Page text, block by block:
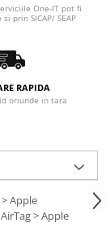
One-IT pot fi
prin SICAP/ SEAP
RAPIDA
oriunde in tara
Apple
> Apple